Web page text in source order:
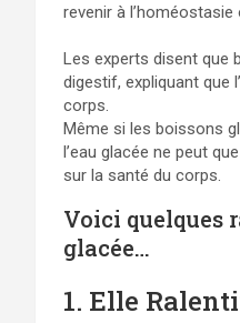
revenir à
Les experts disent que
digestif, expliquant que
corps.
Même si les boissons
l’eau glacée ne peut
sur la santé du corps.
Voici quelques
glacée…
1. Elle